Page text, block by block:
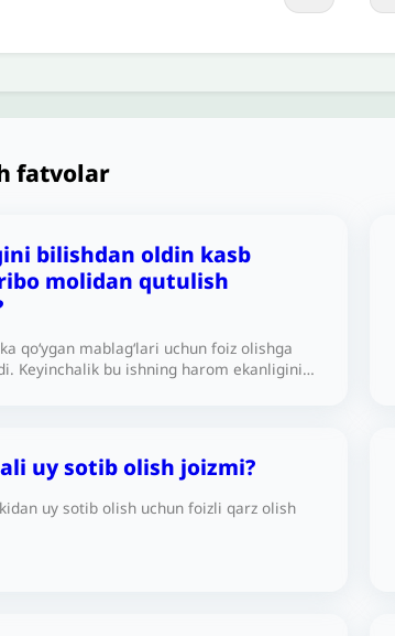
fatvolar
bilishdan oldin kasb
molidan qutulish
qo‘ygan mablag‘lari uchun foiz olishga
Keyinchalik bu ishning harom ekanligini
olmaydi. Ikkinchidan, bu shaxsning
foiz miqdoridan kamroq. Yuqoridagilarga
uy sotib olish joizmi?
uy sotib olish uchun foizli qarz olish